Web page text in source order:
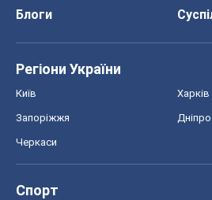
Блоги
Регіони України
Київ Харків
Запоріжжя Дніпро
Черкаси
Спорт